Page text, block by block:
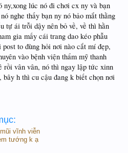
ny,xong lúc nó đi chơi cx ny và bạn
nghe thấy bạn ny nó bảo mắt thằng
tự ái trỗi dậy nên bỏ về, về thì hằn
gia mấy cái trang dao kéo phẫu
to đùng hỏi nơi nào cắt mí đẹp,
vào bệnh viện thẩm mỹ thanh
rồi vân vân, nó thì ngay lập tức xinn
h thì cu cậu đang k biết chọn nơi
vĩnh viễn
tướng k ạ